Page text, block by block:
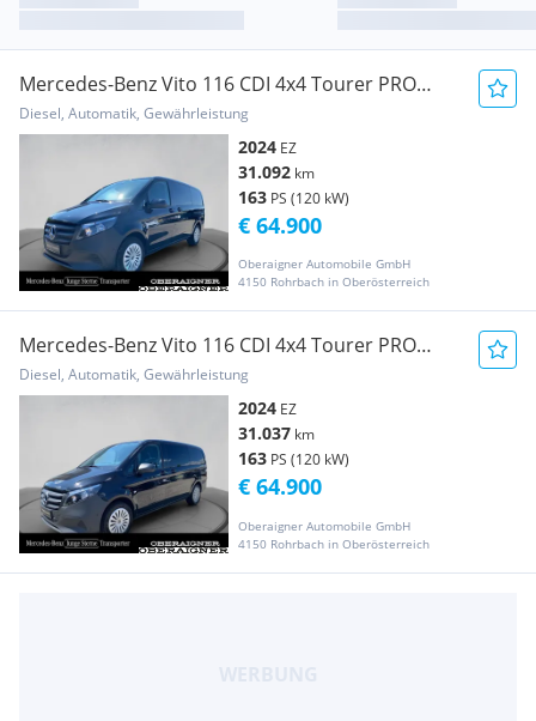
Mercedes-Benz Vito 116 CDI 4x4 Tourer PRO
Lang DAB MBUX PTS Bus
Diesel, Automatik, Gewährleistung
2024 EZ
31.092 km
163 PS (120 kW)
Oberaigner Automobile GmbH
4150 Rohrbach in Oberösterreich
€ 64.900
Mercedes-Benz Vito 116 CDI 4x4 Tourer PRO
Lang DAB MBUX PTS Bus
Diesel, Automatik, Gewährleistung
2024 EZ
31.037 km
163 PS (120 kW)
Oberaigner Automobile GmbH
4150 Rohrbach in Oberösterreich
€ 64.900